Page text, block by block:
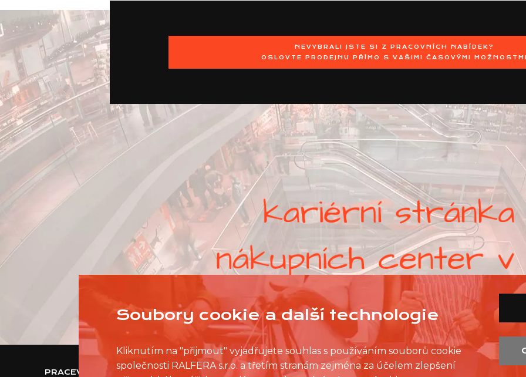
NEVYBRALI JSTE SI Z PRACOVNÍCH NABÍDEK?
OSLOVTE PRODEJNU PŘÍMO S VAŠIMI ČASOVÝMI
PRACEVNAKUPNIMCENTRU.CZ SEZNAM PRODEJEN SEZNAM NC
Soubory cookie a další technologie
Kliknutím na "přijmout" vyjadřujete souhlas s používáním souborů cookie
společnosti RALFERA s.r.o. a třetím stranám zejména za účelem zlepšení